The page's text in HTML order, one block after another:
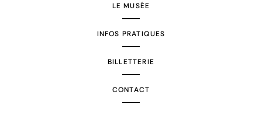
LE MUSÉE
INFOS PRATIQUES
BILLETTERIE
CONTACT